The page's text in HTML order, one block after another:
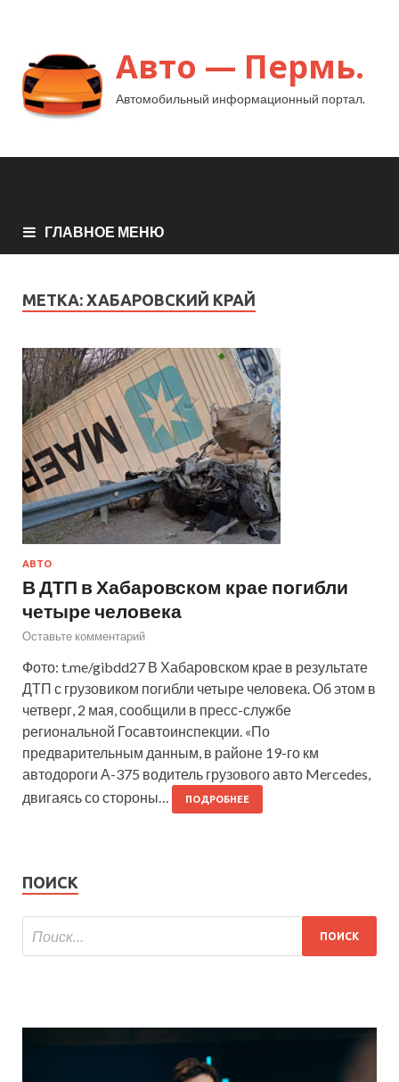
Авто — Пермь.
Автомобильный информационный портал.
ГЛАВНОЕ МЕНЮ
МЕТКА: ХАБАРОВСКИЙ КРАЙ
АВТО
В ДТП в Хабаровском крае погибли
четыре человека
Оставьте комментарий
Фото: t.me/gibdd27 В Хабаровском крае в результате
ДТП с грузовиком погибли четыре человека. Об этом в
четверг, 2 мая, сообщили в пресс-службе
региональной Госавтоинспекции. «По
предварительным данным, в районе 19-го км
автодороги А-375 водитель грузового авто Mercedes,
двигаясь со стороны…
ПОДРОБНЕЕ
ПОИСК